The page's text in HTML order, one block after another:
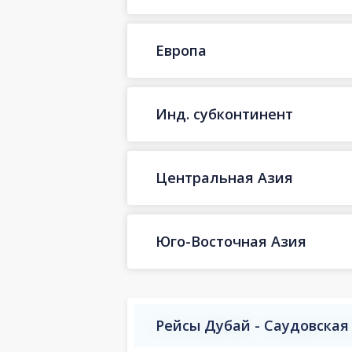
Европа
Инд. субконтинент
Центральная Азия
Юго-Восточная Азия
Рейсы Дубай -